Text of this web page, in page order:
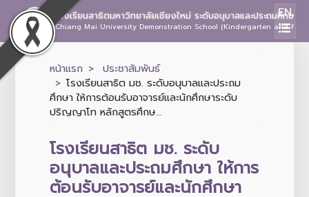
โรงเรียนสาธิตมหาวิทยาลัยเชียงใหม่ ระดับอนุบาลและประถมศึกษา
Chiang Mai University Demonstration School (Kindergarten and
EN
หน้าแรก
ประชาสัมพันธ์
โรงเรียนสาธิต มช. ระดับอนุบาลและประถม
ศึกษา ให้การต้อนรับอาจารย์และนักศึกษาระดับ
ปริญญาโท หลักสูตรศึกษ...
โรงเรียนสาธิต มช. ระดับ
อนุบาลและประถมศึกษา ให้การ
ต้อนรับอาจารย์และนักศึกษา